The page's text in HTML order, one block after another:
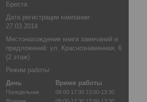
Бреста
Дата регистрации компании:
27.03.2014
Местонахождение книги замечаний и
предложений: ул. Краснознаменная, 6
(2 этаж)
Режим работы:
День
Время работы
Понедельник 09:00-17:30 13:00-13:30